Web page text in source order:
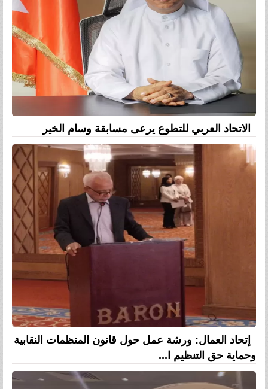
الاتحاد العربي للتطوع يرعى مسابقة وسام الخير
إتحاد العمال: ورشة عمل حول قانون المنظمات النقابية
وحماية حق التنظيم ا...